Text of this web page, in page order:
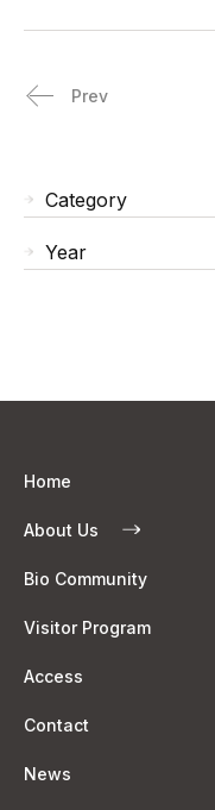
Category
Year
Prev
Home
About Us
Bio Community
Visitor Program
Access
Contact
News